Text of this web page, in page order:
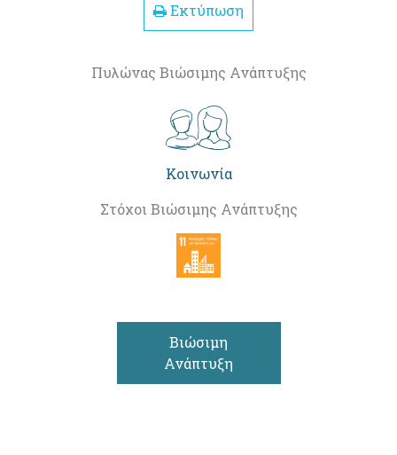
Εκτύπωση
Πυλώνας Βιώσιμης Ανάπτυξης
Κοινωνία
Στόχοι Βιώσιμης Ανάπτυξης
Βιώσιμη
Ανάπτυξη